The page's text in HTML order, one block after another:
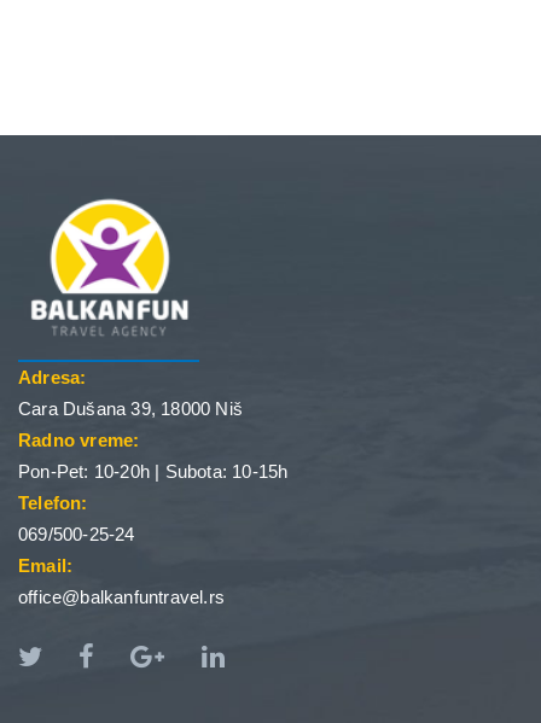
Adresa:
Cara Dušana 39, 18000 Niš
Radno vreme:
Pon-Pet: 10-20h | Subota: 10-15h
Telefon:
069/500-25-24
Email:
office@balkanfuntravel.rs